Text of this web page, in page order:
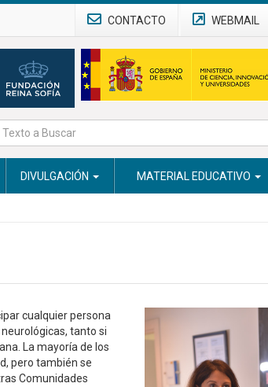
CONTACTO WEBMAIL
DIVULGACIÓN MATERIAL EDUCATIVO
cualquier persona
tanto si
La mayoría de los
pero también se
Comunidades